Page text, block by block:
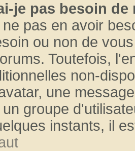
je pas besoin de
pas en avoir
ou non de
Toutefois,
non-
une
groupe
instants, il